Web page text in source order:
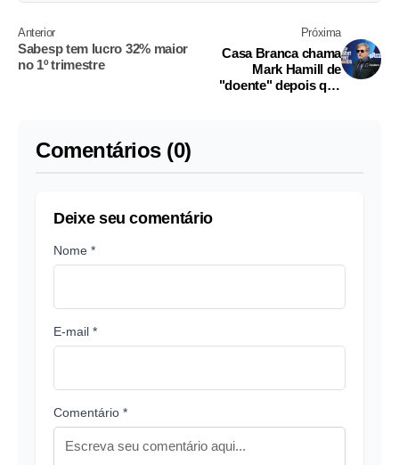
Anterior
Sabesp tem lucro 32% maior
no 1º trimestre
Próxima
Casa Branca chama
Mark Hamill de
"doente" depois que
Comentários (0)
Deixe seu comentário
Nome *
E-mail *
Comentário *